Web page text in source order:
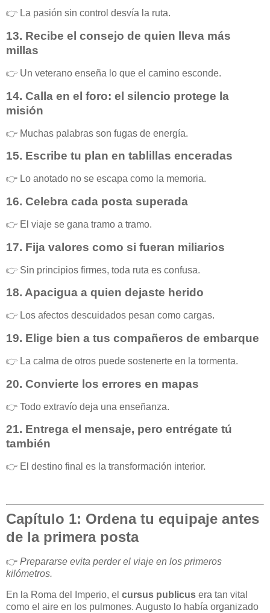
👉 La pasión sin control desvía la ruta.
13. Recibe el consejo de quien lleva más
millas
👉 Un veterano enseña lo que el camino esconde.
14. Calla en el foro: el silencio protege la
misión
👉 Muchas palabras son fugas de energía.
15. Escribe tu plan en tablillas enceradas
👉 Lo anotado no se escapa como la memoria.
16. Celebra cada posta superada
👉 El viaje se gana tramo a tramo.
17. Fija valores como si fueran miliarios
👉 Sin principios firmes, toda ruta es confusa.
18. Apacigua a quien dejaste herido
👉 Los afectos descuidados pesan como cargas.
19. Elige bien a tus compañeros de embarque
👉 La calma de otros puede sostenerte en la tormenta.
20. Convierte los errores en mapas
👉 Todo extravío deja una enseñanza.
21. Entrega el mensaje, pero entrégate tú
también
👉 El destino final es la transformación interior.
Capítulo 1: Ordena tu equipaje antes
de la primera posta
👉 Prepararse evita perder el viaje en los primeros
kilómetros.
En la Roma del Imperio, el cursus publicus era tan vital
como el aire en los pulmones. Augusto lo había organizado